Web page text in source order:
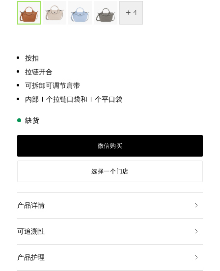
+ 4
按扣
拉链开合
可拆卸可调节肩带
内部 1 个拉链口袋和 1 个平口袋
缺货
微信购买
选择一个门店
产品详情
可追溯性
产品护理